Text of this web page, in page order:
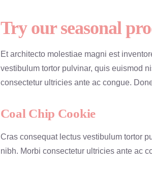
Try our seasonal
Et architecto molestiae magni est
vestibulum tortor pulvinar, quis euismod
consectetur ultricies ante ac congue.
Coal Chip Cookie
Cras consequat lectus vestibulum tortor
nibh. Morbi consectetur ultricies ante ac